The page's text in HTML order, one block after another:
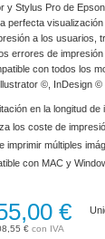
y Stylus Pro de
perfecta
a los usuarios,
errores de
con todos los
©, InDesign ©
en la longitud de
los coste de
imprimir múltiples
con MAC y
€
€